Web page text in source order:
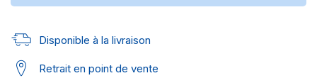
Disponible à la livraison
Retrait en point de vente